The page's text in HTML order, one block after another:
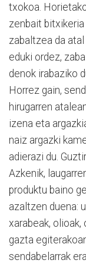
txokoa.
zenbait
zabaltzea da atal
eduki ordez,
denok irabaziko
Horrez gain,
hirugarren
izena eta
naiz argazki
adierazi du.
Azkenik,
produktu baino
azaltzen duena:
xarabeak, olioak,
gazta
sendabelarrak